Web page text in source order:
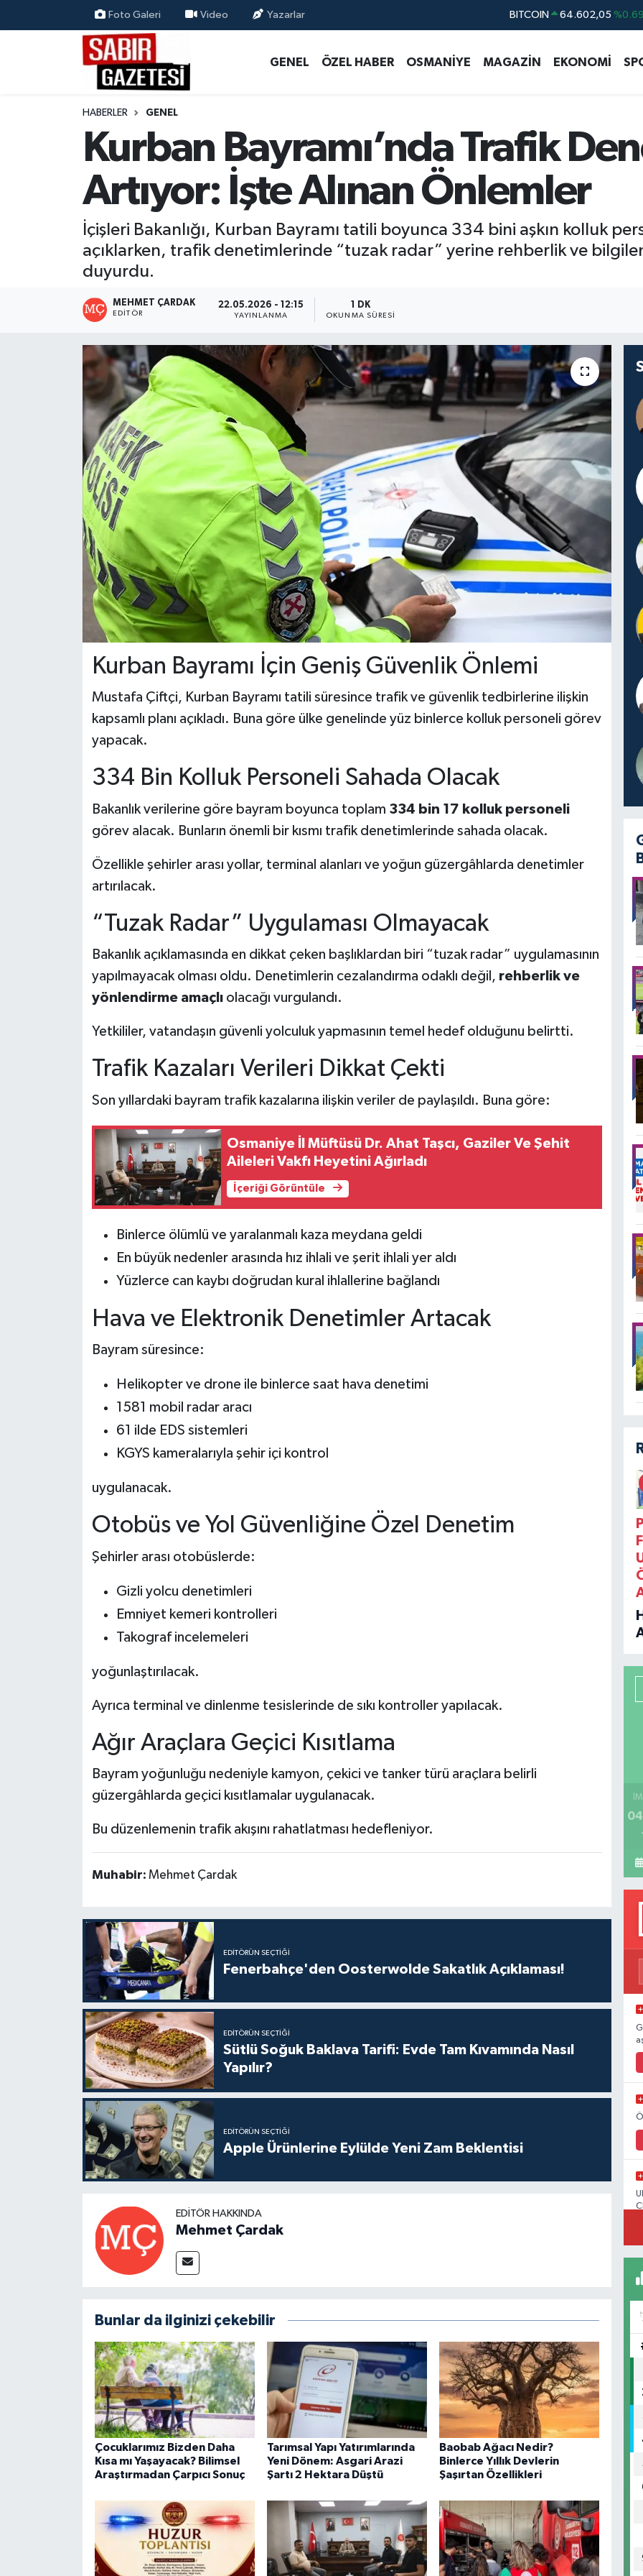
Foto Galeri Video Yazarlar DOLAR 47,5986 %0.06
STERLİN 64,2438
GENEL ÖZEL HABER OSMANİYE MAGAZİN EKONOMİ
HABERLER GENEL
Kurban Bayramı’nda Trafik
Artıyor: İşte Alınan Önlemler
İçişleri Bakanlığı, Kurban Bayramı tatili boyunca 334 bini aşkın kolluk
açıklarken, trafik denetimlerinde “tuzak radar” yerine rehberlik ve
duyurdu.
MEHMET ÇARDAK
EDITÖR
22.05.2026 - 12:15
YAYINLANMA
1 DK
OKUNMA SÜRESI
Kurban Bayramı İçin Geniş Güvenlik Önlemi
Mustafa Çiftçi, Kurban Bayramı tatili süresince trafik ve güvenlik tedbirlerine ilişkin
kapsamlı planı açıkladı. Buna göre ülke genelinde yüz binlerce kolluk personeli görev
yapacak.
334 Bin Kolluk Personeli Sahada Olacak
Bakanlık verilerine göre bayram boyunca toplam 334 bin 17 kolluk personeli
görev alacak. Bunların önemli bir kısmı trafik denetimlerinde sahada olacak.
Özellikle şehirler arası yollar, terminal alanları ve yoğun güzergâhlarda denetimler
artırılacak.
“Tuzak Radar” Uygulaması Olmayacak
Bakanlık açıklamasında en dikkat çeken başlıklardan biri “tuzak radar” uygulamasının
yapılmayacak olması oldu. Denetimlerin cezalandırma odaklı değil, rehberlik ve
yönlendirme amaçlıolacağı vurgulandı.
Yetkililer, vatandaşın güvenli yolculuk yapmasının temel hedef olduğunu belirtti.
Trafik Kazaları Verileri Dikkat Çekti
Son yıllardaki bayram trafik kazalarına ilişkin veriler de paylaşıldı. Buna göre:
Osmaniye İl Müftüsü Dr. Ahat Taşcı, Gaziler Ve Şehit
Aileleri Vakfı Heyetini Ağırladı
İçeriği Görüntüle
Binlerce ölümlü ve yaralanmalı kaza meydana geldi
En büyük nedenler arasında hız ihlali ve şerit ihlali yer aldı
Yüzlerce can kaybı doğrudan kural ihlallerine bağlandı
Hava ve Elektronik Denetimler Artacak
Bayram süresince:
Helikopter ve drone ile binlerce saat hava denetimi
1581 mobil radar aracı
61 ilde EDS sistemleri
KGYS kameralarıyla şehir içi kontrol
uygulanacak.
Otobüs ve Yol Güvenliğine Özel Denetim
Şehirler arası otobüslerde:
Gizli yolcu denetimleri
Emniyet kemeri kontrolleri
Takograf incelemeleri
yoğunlaştırılacak.
Ayrıca terminal ve dinlenme tesislerinde de sıkı kontroller yapılacak.
Ağır Araçlara Geçici Kısıtlama
Bayram yoğunluğu nedeniyle kamyon, çekici ve tanker türü araçlara belirli
güzergâhlarda geçici kısıtlamalar uygulanacak.
Bu düzenlemenin trafik akışını rahatlatması hedefleniyor.
Muhabir: Mehmet Çardak
EDITÖRÜN SEÇTIĞI
Fenerbahçe'den Oosterwolde Sakatlık Açıklaması!
EDITÖRÜN SEÇTIĞI
Sütlü Soğuk Baklava Tarifi: Evde Tam Kıvamında Nasıl
Yapılır?
EDITÖRÜN SEÇTIĞI
Apple Ürünlerine Eylülde Yeni Zam Beklentisi
EDITÖR HAKKINDA
Mehmet Çardak
Bunlar da ilginizi çekebilir
Çocuklarımız Bizden Daha
Kısa mı Yaşayacak? Bilimsel
Araştırmadan Çarpıcı Sonuç
Tarımsal Yapı Yatırımlarında
Yeni Dönem: Asgari Arazi
Şartı 2 Hektara Düştü
Baobab Ağacı Nedir?
Binlerce Yıllık Devlerin
Şaşırtan Özellikleri
ÖZEL HABER
MAGAZİN
EKONOMİ
RESMİ İLANLAR
Osmaniye Nöbetçi Eczaneler
Osmaniye Hava Durumu
Süper Lig Puan Durumu ve Fikstür
Tüm Manşetler
Son Dakika Haberleri
Haber Arşivi